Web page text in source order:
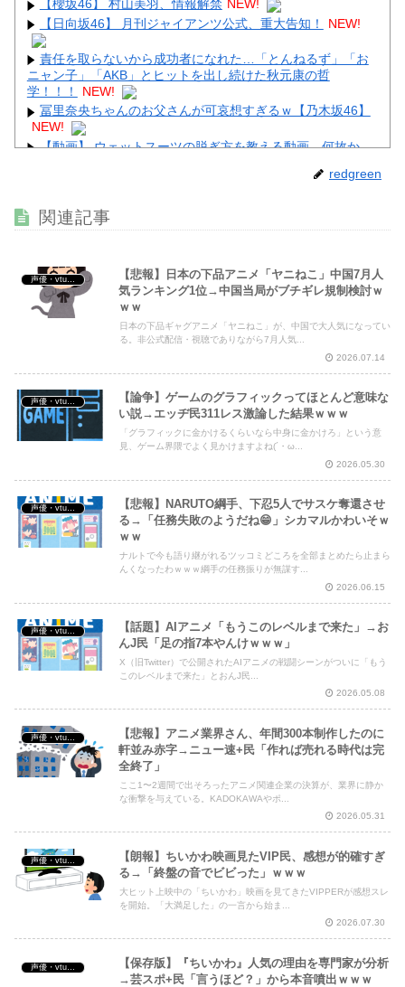
【櫻坂46】 村山美羽、情報解禁 NEW!
【日向坂46】 月刊ジャイアンツ公式、重大告知！
NEW!
責任を取らないから成功者になれた…「とんねるず」「お
ニャン子」「AKB」とヒットを出し続けた秋元康の哲
学！！！
NEW!
冨里奈央ちゃんのお父さんが可哀想すぎるｗ【乃木坂46】
NEW!
【動画】 ウェットスーツの脱ぎ方を教える動画、何故か
【画像】 裏垢JD「新しい下着可愛いからみて！」ｗｗｗ
【動画】 姫路のイベントで胸チラ
Powered by livedoor 相互RSS
redgreen
関連記事
【悲報】日本の下品アニメ「ヤニねこ」中国7月人
気ランキング1位→中国当局がブチギレ規制検討ｗ
ｗｗ
日本の下品ギャグアニメ「ヤニねこ」が、中国で大人気になってい
る。非公式配信・視聴でありながら7月人気...
2026.07.14
声優・vtuber・アニメ漫画ゲーム
【論争】ゲームのグラフィックってほとんど意味な
い説→エッヂ民311レス激論した結果ｗｗｗ
「グラフィックに金かけるくらいなら中身に金かけろ」という意
見、ゲーム界隈でよく見かけますよね(´・ω...
2026.05.30
声優・vtuber・アニメ漫画ゲーム
【悲報】NARUTO綱手、下忍5人でサスケ奪還させ
る→「任務失敗のようだね😁」シカマルかわいそｗ
ｗｗ
ナルトで今も語り継がれるツッコミどころを全部まとめたら止まら
んくなったわｗｗｗ綱手の任務振りが無謀す...
2026.06.15
声優・vtuber・アニメ漫画ゲーム
【話題】AIアニメ「もうこのレベルまで来た」→お
んJ民「足の指7本やんけｗｗｗ」
X（旧Twitter）で公開されたAIアニメの戦闘シーンがついに「もう
このレベルまで来た」とおんJ民...
2026.05.08
声優・vtuber・アニメ漫画ゲーム
【悲報】アニメ業界さん、年間300本制作したのに
軒並み赤字→ニュー速+民「作れば売れる時代は完
全終了」
ここ1〜2週間で出そろったアニメ関連企業の決算が、業界に静か
な衝撃を与えている。KADOKAWAやポ...
2026.05.31
声優・vtuber・アニメ漫画ゲーム
【朗報】ちいかわ映画見たVIP民、感想が的確すぎ
る→「終盤の音でビビった」ｗｗｗ
大ヒット上映中の「ちいかわ」映画を見てきたVIPPERが感想スレ
を開始。「大満足した」の一言から始ま...
2026.07.30
声優・vtuber・アニメ漫画ゲーム
【保存版】『ちいかわ』人気の理由を専門家が分析
→芸スポ+民「言うほど？」から本音噴出ｗｗｗ